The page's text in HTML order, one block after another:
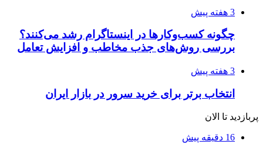
3 هفته پیش
چگونه کسب‌وکارها در اینستاگرام رشد می‌کنند؟
بررسی روش‌های جذب مخاطب و افزایش تعامل
3 هفته پیش
انتخاب برتر برای خرید سرور در بازار ایران
پربازدید تا الان
16 دقیقه پیش